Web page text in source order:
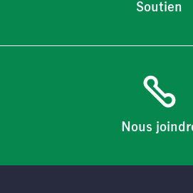
Soutien
Nous